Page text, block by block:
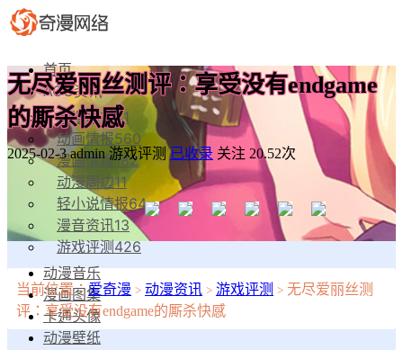
首页
ACG资讯
动漫影视81
动画情报560
漫画情报182
动漫周边11
轻小说情报64
漫音资讯13
游戏评测426
动漫音乐
漫画图集
卡通头像
动漫壁纸
无尽爱丽丝测评：享受没有endgame
的厮杀快感
2025-02-3 admin 游戏评测 已收录 关注 20.52次
当前位置：爱奇漫 > 动漫资讯 > 游戏评测 > 无尽爱丽丝测
评：享受没有endgame的厮杀快感